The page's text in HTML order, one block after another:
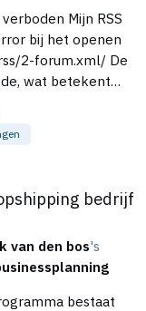
Mijn RSS
bij het openen
2-forum.xml/ De
wat betekent
maar zal er niet
bedrijf
van den bos's
bestaat